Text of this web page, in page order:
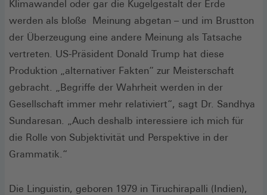
Klimawandel oder gar die Kugelgestalt der Erde
werden als bloße Meinung abgetan – und im Brustton
der Überzeugung eine andere Meinung als Tatsache
vertreten. US-Präsident Donald Trump hat diese
Produktion „alternativer Fakten“ zur Meisterschaft
gebracht. „Begriffe der Wahrheit werden in der
Gesellschaft immer mehr relativiert“, sagt Dr. Sandhya
Sundaresan. „Auch deshalb interessiere ich mich für
die Rolle von Subjektivität und Perspektive in der
Grammatik.“
Die Linguistin, geboren 1979 in Tiruchirapalli (Indien),